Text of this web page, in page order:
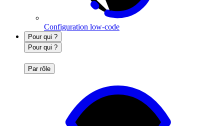
Configuration low-code
Pour qui ?
Pour qui ?
Par rôle